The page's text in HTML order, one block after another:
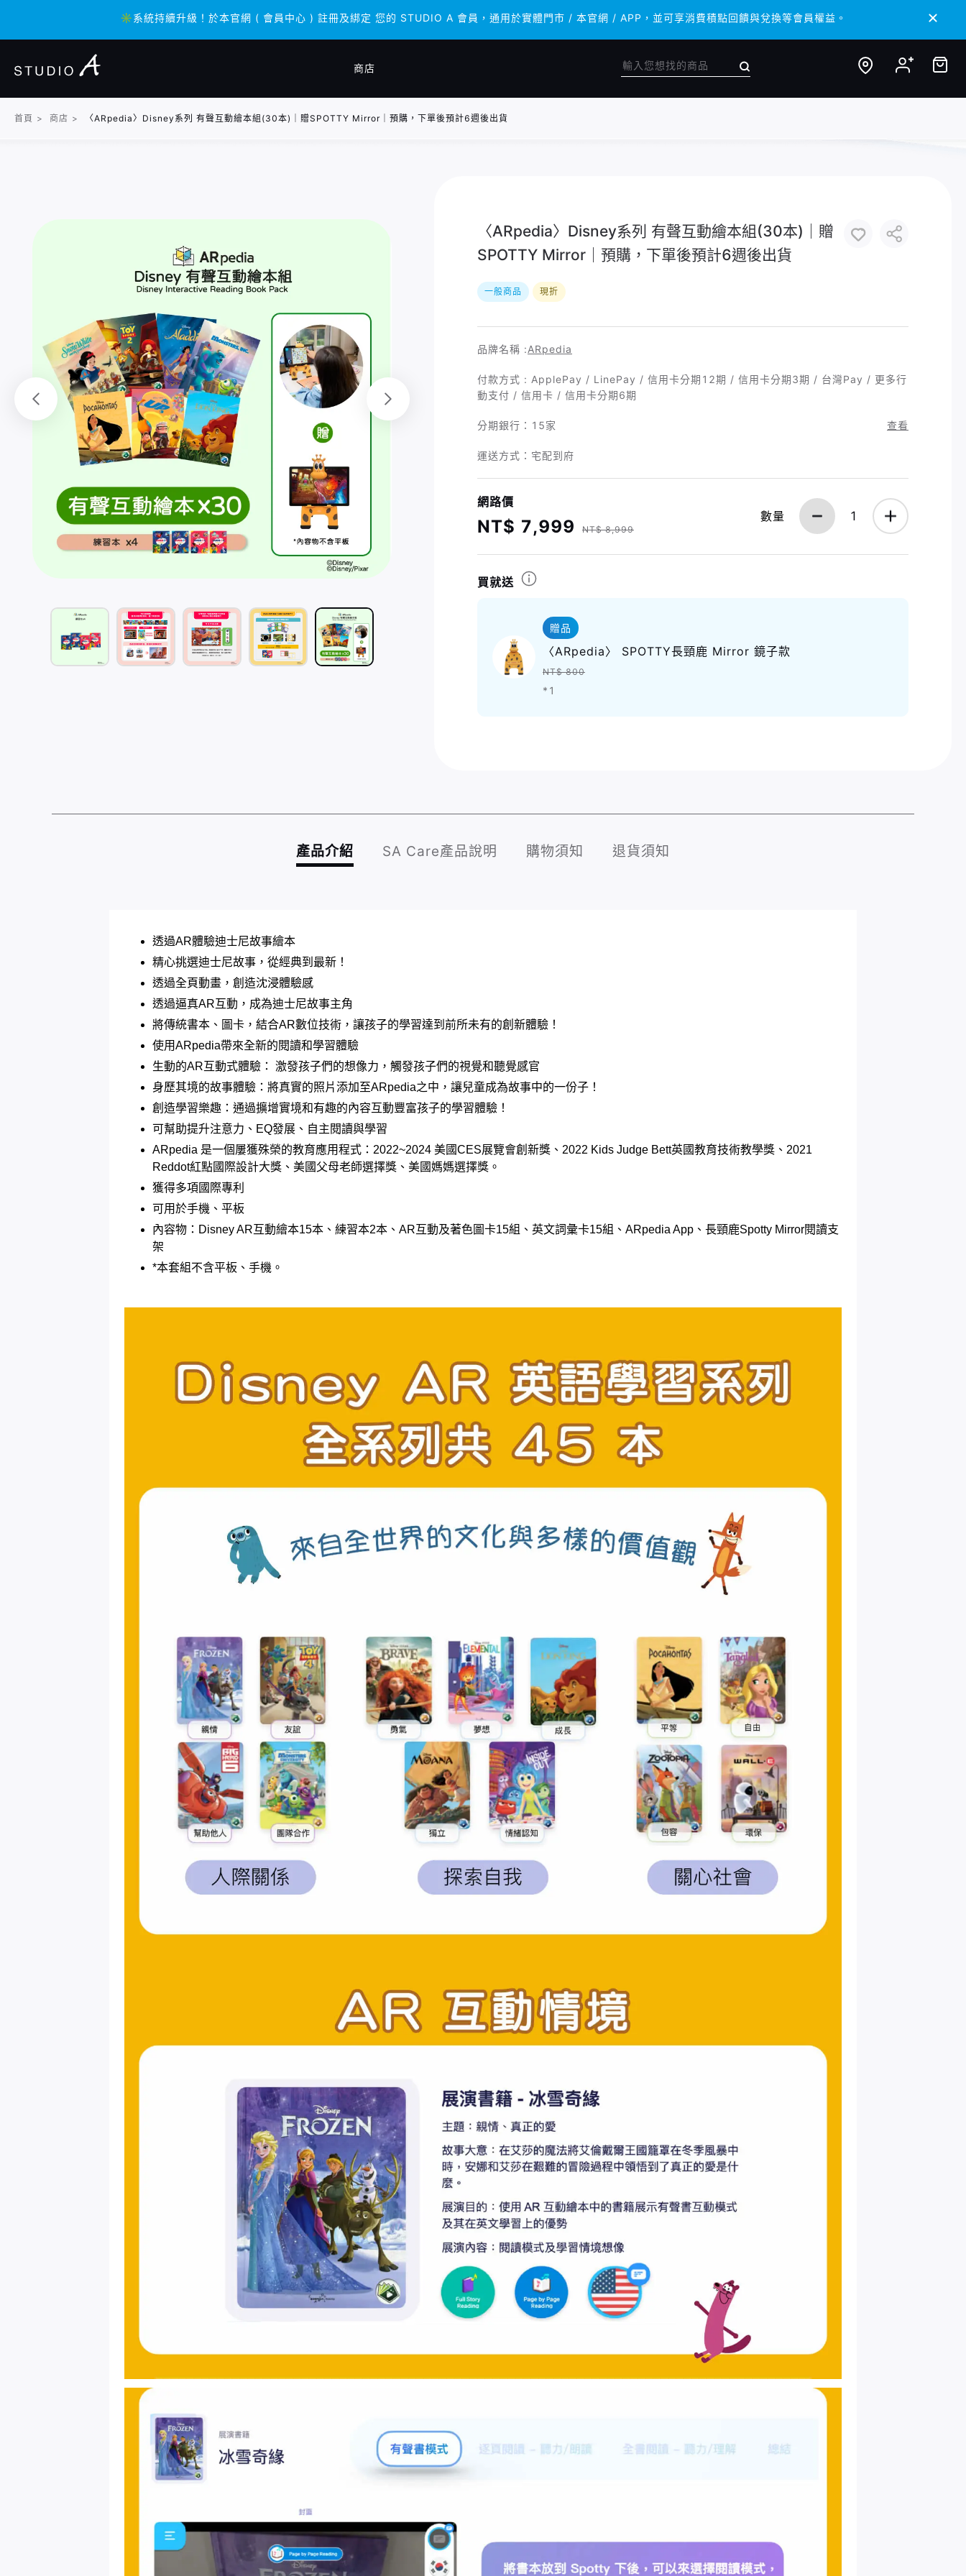
✳️系統持續升級！於本官網 ( 會員中心 ) 註冊及綁定 您的 STUDIO A 會員，通用於實體門市 / 本官網 / APP，並可享消費積點回饋與兌換等會員權益。
✳️系統持續升級！於本官網 ( 會員中心 ) 註冊及綁定 您的 STUDIO A 會員，通用於實體門市 / 本官網 / APP，並可享消費積點回饋與兌換等會員權益。
商店
首頁 > 商店 > 〈ARpedia〉Disney系列 有聲互動繪本組(30本)｜贈SPOTTY Mirror｜預購，下單後預計6週後出貨
〈ARpedia〉Disney系列 有聲互動繪本組(30本)｜贈
SPOTTY Mirror｜預購，下單後預計6週後出貨
一般商品 現折
品牌名稱 :ARpedia
付款方式 : ApplePay / LinePay / 信用卡分期12期 / 信用卡分期3期 / 台灣Pay / 更多行
動支付 / 信用卡 / 信用卡分期6期
分期銀行： 15家 查看
運送方式：宅配到府
網路價
NT$ 7,999 NT$ 8,999
數量 1
買就送
贈品
〈ARpedia〉 SPOTTY長頸鹿 Mirror 鏡子款
NT$ 800
*1
產品介紹 SA Care產品說明 購物須知 退貨須知
透過AR體驗迪士尼故事繪本
精心挑選迪士尼故事，從經典到最新！
透過全頁動畫，創造沈浸體驗感
透過逼真AR互動，成為迪士尼故事主角
將傳統書本、圖卡，結合AR數位技術，讓孩子的學習達到前所未有的創新體驗！
使用ARpedia帶來全新的閱讀和學習體驗
生動的AR互動式體驗： 激發孩子們的想像力，觸發孩子們的視覺和聽覺感官
身歷其境的故事體驗：將真實的照片添加至ARpedia之中，讓兒童成為故事中的一份子！
創造學習樂趣：通過擴增實境和有趣的內容互動豐富孩子的學習體驗！
可幫助提升注意力、EQ發展、自主閱讀與學習
ARpedia 是一個屢獲殊榮的教育應用程式：2022~2024 美國CES展覽會創新獎、2022 Kids Judge Bett英國教育技術教學獎、2021
Reddot紅點國際設計大獎、美國父母老師選擇獎、美國媽媽選擇獎。
獲得多項國際專利
可用於手機、平板
內容物： Disney AR互動繪本15本、練習本2本、AR互動及著色圖卡15組、英文詞彙卡15組、ARpedia App、長頸鹿Spotty Mirror閱讀支
架
*本套組不含平板、手機。